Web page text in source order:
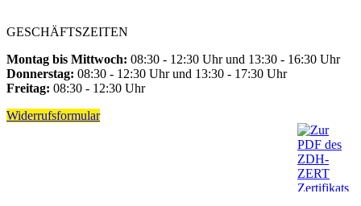
GESCHÄFTSZEITEN
Montag bis Mittwoch: 08:30 - 12:30 Uhr und 13:30 - 16:30 Uhr
Donnerstag: 08:30 - 12:30 Uhr und 13:30 - 17:30 Uhr
Freitag: 08:30 - 12:30 Uhr
Widerrufsformular